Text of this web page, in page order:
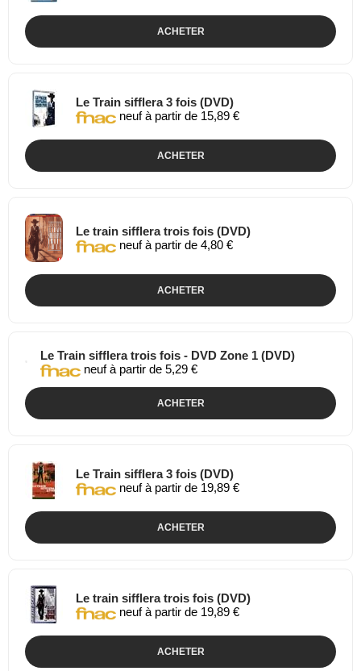
ACHETER
Le Train sifflera 3 fois (DVD)
neuf à partir de 15,89 €
ACHETER
Le train sifflera trois fois (DVD)
neuf à partir de 4,80 €
ACHETER
Le Train sifflera trois fois - DVD Zone 1 (DVD)
neuf à partir de 5,29 €
ACHETER
Le Train sifflera 3 fois (DVD)
neuf à partir de 19,89 €
ACHETER
Le train sifflera trois fois (DVD)
neuf à partir de 19,89 €
ACHETER